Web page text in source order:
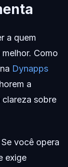
a quem
Como
Dynapps
a
sobre
Se você opera
exige